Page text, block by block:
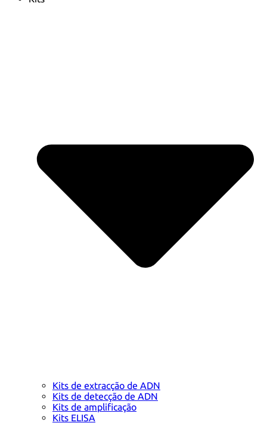
Kits de extracção de ADN
Kits de detecção de ADN
Kits de amplificação
Kits ELISA